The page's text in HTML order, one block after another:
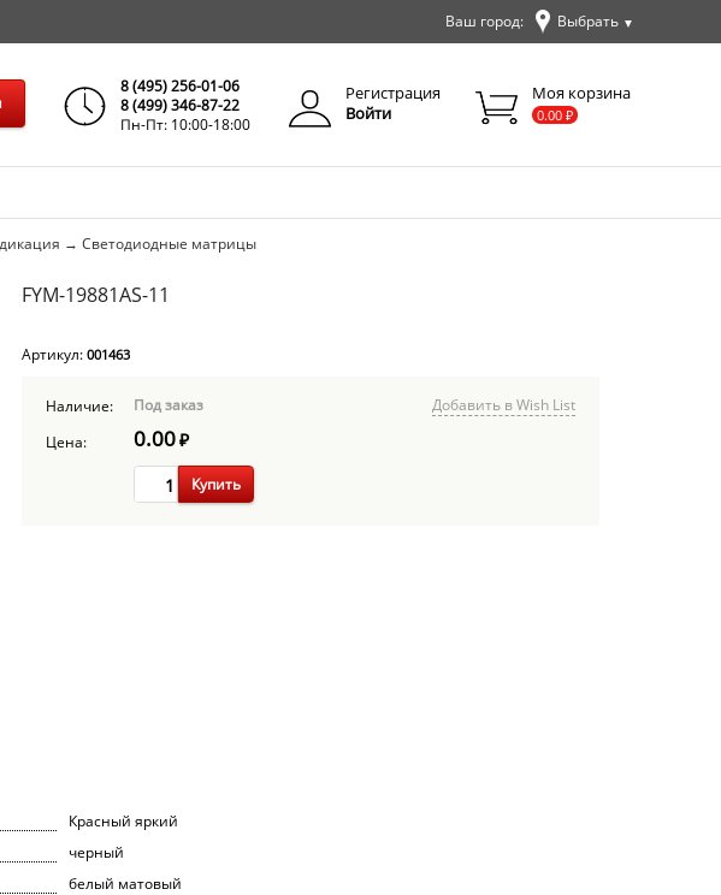
Ваш город: Выбрать ▼
8 (495) 256-01-06
8 (499) 346-87-22
Пн-Пт: 10:00-18:00
Регистрация
Войти
Моя корзина
0.00 ₽
→ Светодиодные матрицы
FYM-19881AS-11
Артикул: 001463
Наличие: Под заказ
Добавить в Wish List
Цена:
0.00₽
Купить
Красный яркий
черный
белый матовый